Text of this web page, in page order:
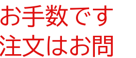
お手数です
文はお問